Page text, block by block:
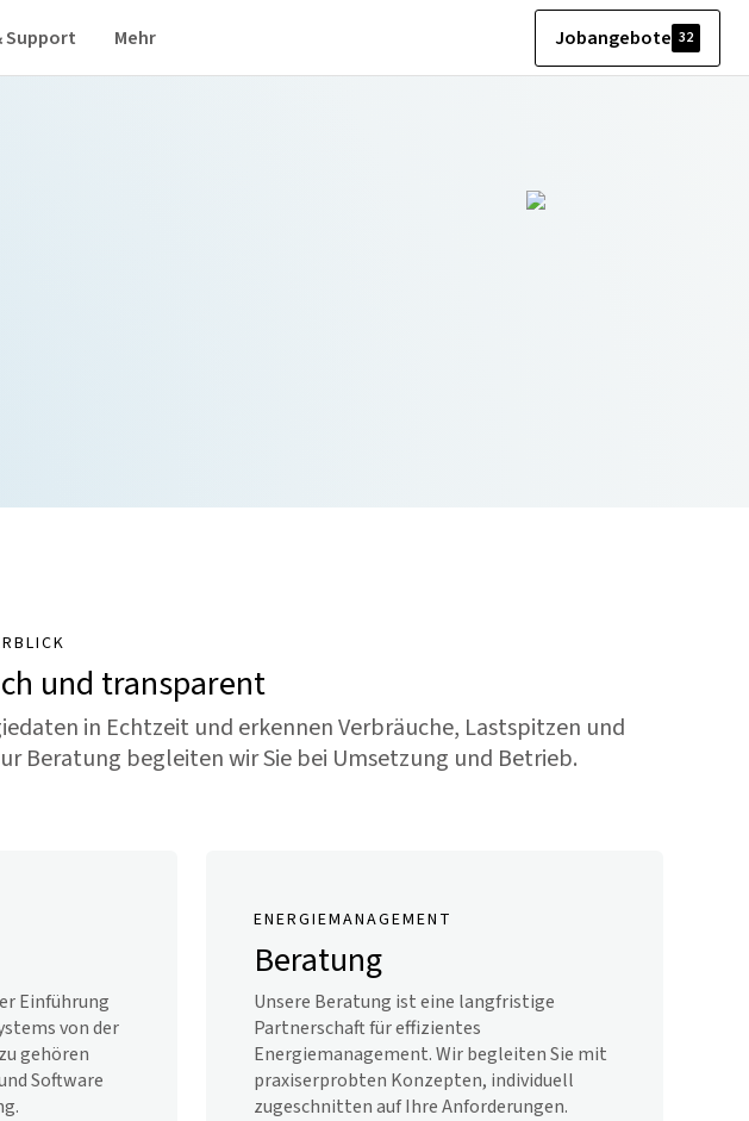
Support Mehr Jobangebote 32
und transparent
in Echtzeit und erkennen Verbräuche, Lastspitzen und
Beratung begleiten wir Sie bei Umsetzung und Betrieb.
Einführung
von der
gehören
Software
ENERGIEMANAGEMENT
Beratung
Unsere Beratung ist eine langfristige
Partnerschaft für effizientes
Energiemanagement. Wir begleiten Sie mit
praxiserprobten Konzepten, individuell
zugeschnitten auf Ihre Anforderungen.